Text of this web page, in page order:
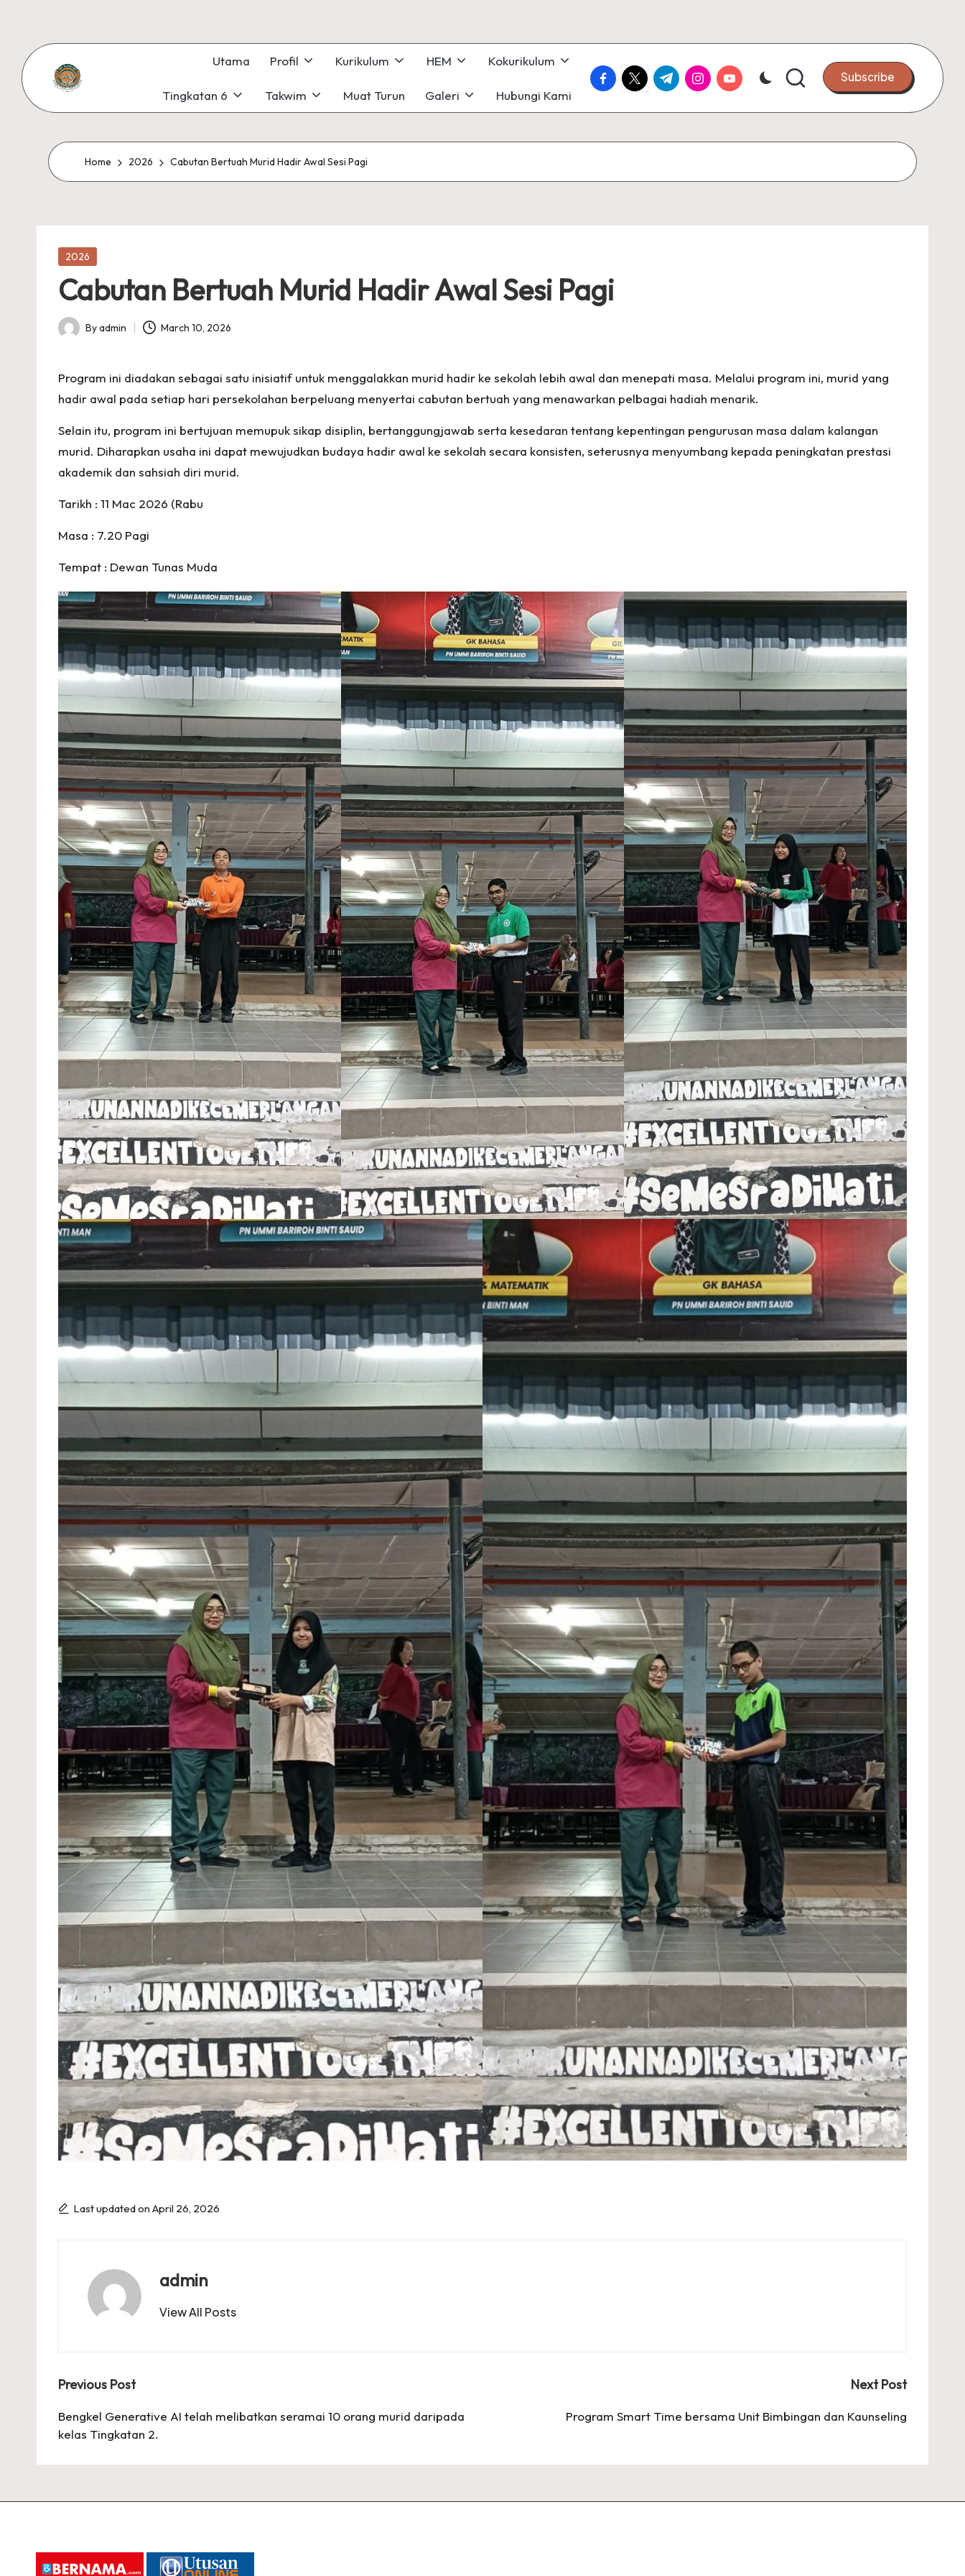
content
S
M
K
U
N
G
A
A
R
A
#SeMeSradiHati
Utama Profil Kurikulum HEM Kokurikulum
Tingkatan 6 Takwim Muat Turun Galeri Hubungi Kami
facebook.com
twitter.com
t.me instagram.com
youtube.com Subscribe
Home 2026 Cabutan Bertuah Murid Hadir Awal Sesi Pagi
Posted
2026
Cabutan Bertuah Murid Hadir Awal Sesi Pagi
Posted
Byadmin March 10, 2026
Program ini diadakan sebagai satu inisiatif untuk menggalakkan murid hadir ke sekolah lebih awal dan menepati masa. Melalui program ini, murid yang
hadir awal pada setiap hari persekolahan berpeluang menyertai cabutan bertuah yang menawarkan pelbagai hadiah menarik.
Selain itu, program ini bertujuan memupuk sikap disiplin, bertanggungjawab serta kesedaran tentang kepentingan pengurusan masa dalam kalangan
murid. Diharapkan usaha ini dapat mewujudkan budaya hadir awal ke sekolah secara konsisten, seterusnya menyumbang kepada peningkatan prestasi
akademik dan sahsiah diri murid.
Tarikh : 11 Mac 2026 (Rabu
Masa : 7.20 Pagi
Tempat : Dewan Tunas Muda
Last updated on April 26, 2026
admin
View All Posts
Post
navigation
Previous Post
Bengkel Generative AI telah melibatkan seramai 10 orang murid daripada
kelas Tingkatan 2.
Next Post
Program Smart Time bersama Unit Bimbingan dan Kaunseling